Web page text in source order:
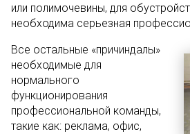
или полимочевины, для
необходима серьезная
Все остальные «причиндалы»
необходимые для
нормального
функционирования
профессиональной команды,
такие как: реклама, офис,